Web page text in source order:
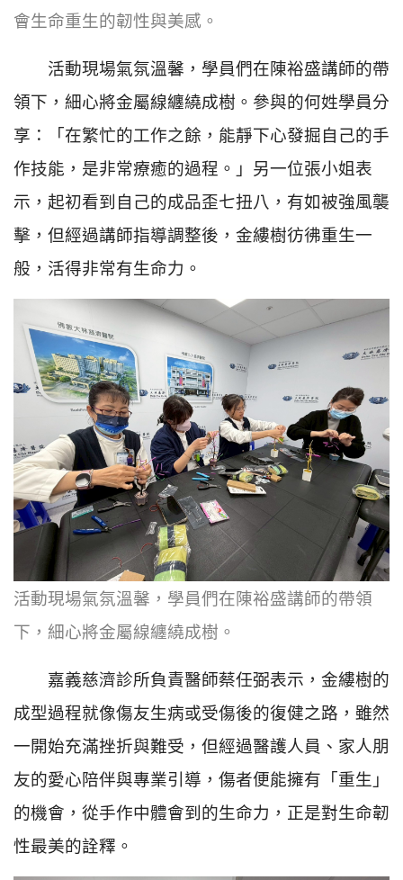
會生命重生的韌性與美感。
活動現場氣氛溫馨，學員們在陳裕盛講師的帶
領下，細心將金屬線纏繞成樹。參與的何姓學員分
享：「在繁忙的工作之餘，能靜下心發掘自己的手
作技能，是非常療癒的過程。」另一位張小姐表
示，起初看到自己的成品歪七扭八，有如被強風襲
擊，但經過講師指導調整後，金縷樹彷彿重生一
般，活得非常有生命力。
活動現場氣氛溫馨，學員們在陳裕盛講師的帶領
下，細心將金屬線纏繞成樹。
嘉義慈濟診所負責醫師蔡任弼表示，金縷樹的
成型過程就像傷友生病或受傷後的復健之路，雖然
一開始充滿挫折與難受，但經過醫護人員、家人朋
友的愛心陪伴與專業引導，傷者便能擁有「重生」
的機會，從手作中體會到的生命力，正是對生命韌
性最美的詮釋。